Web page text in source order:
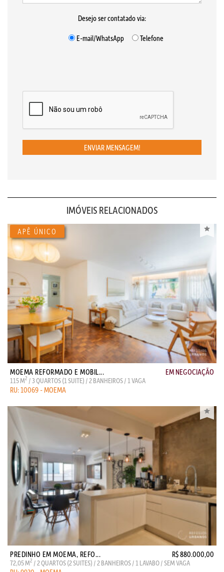
Desejo ser contatado via:
E-mail/WhatsApp
Telefone
ENVIAR MENSAGEM!
IMÓVEIS RELACIONADOS
MOEMA REFORMADO E MOBIL... EM NEGOCIAÇÃO
115 M2 / 3 QUARTOS (1 SUITE) / 2 BANHEIROS / 1 VAGA
RU: 10069 - MOEMA
PREDINHO EM MOEMA, REFO... R$ 880.000,00
72,05 M2 / 2 QUARTOS (2 SUITES) / 2 BANHEIROS / 1 LAVABO / SEM VAGA